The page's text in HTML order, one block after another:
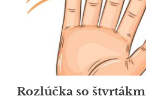
Rozlúčka so